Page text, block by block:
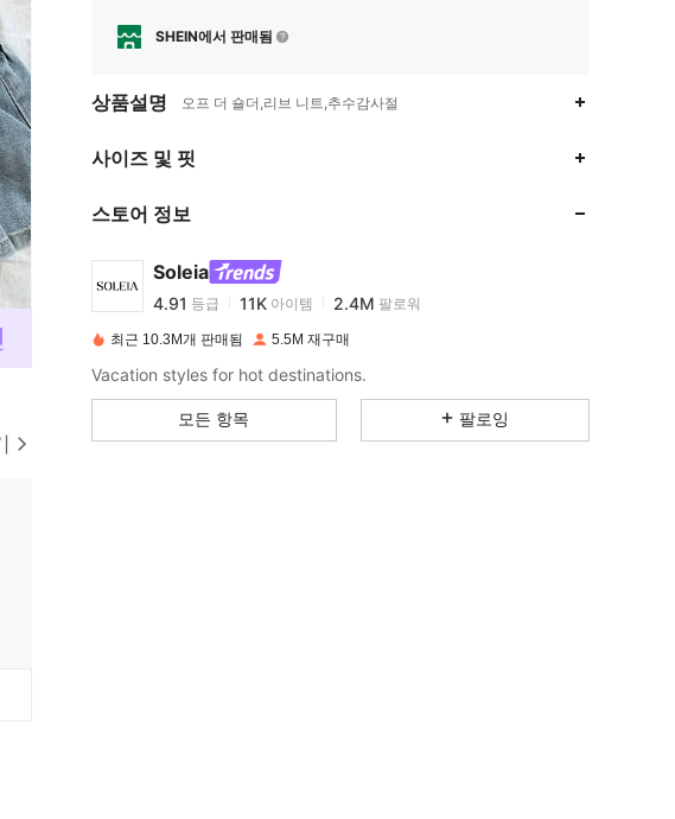
SHEIN에서 판매됨
상품설명 오프 더 숄더,리브 니트,추수감사절
사이즈 및 핏
스토어 정보
Soleia
4.91
4.91
k***e 이(가)하루 전에지불됨
11K
최근 10.3M개 판매됨 5.5M 재구매
Vacation styles for hot destinations.
모든 항목 팔로잉